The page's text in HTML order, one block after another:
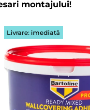
montajului!
Livrare: imediată